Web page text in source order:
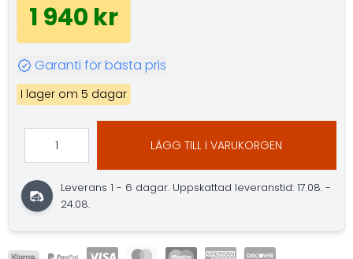
1 940 kr
Garanti för bästa pris
I lager om 5 dagar
LÄGG TILL I VARUKORGEN
Leverans 1 - 6 dagar. Uppskattad leveranstid: 17.08. -
24.08.